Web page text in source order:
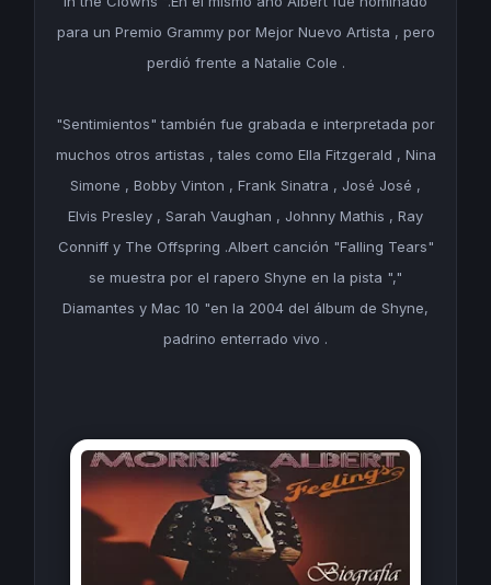
para un Premio Grammy por Mejor Nuevo Artista , pero
perdió frente a Natalie Cole .
"Sentimientos" también fue grabada e interpretada por
muchos otros artistas , tales como Ella Fitzgerald , Nina
Simone , Bobby Vinton , Frank Sinatra , José José ,
Elvis Presley , Sarah Vaughan , Johnny Mathis , Ray
Conniff y The Offspring .Albert canción "Falling Tears"
se muestra por el rapero Shyne en la pista ","
Diamantes y Mac 10 "en la 2004 del álbum de Shyne,
padrino enterrado vivo .